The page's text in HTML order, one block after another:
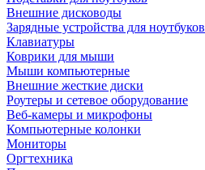
Внешние дисководы
Зарядные устройства для ноутбуков
Клавиатуры
Коврики для мыши
Мыши компьютерные
Внешние жесткие диски
Роутеры и сетевое оборудование
Веб-камеры и микрофоны
Компьютерные колонки
Мониторы
Оргтехника